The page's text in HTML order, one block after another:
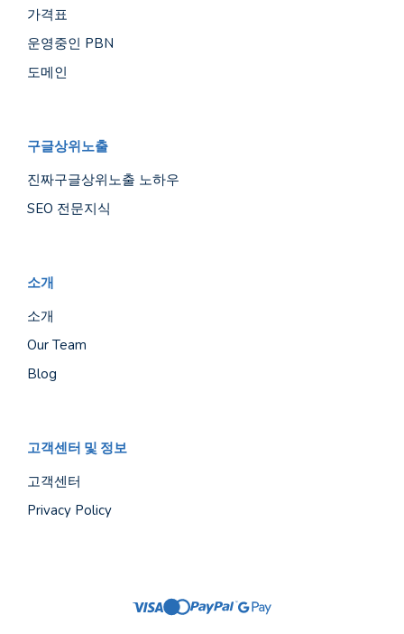
가격표
운영중인 PBN
도메인
구글상위노출
진짜구글상위노출 노하우
SEO 전문지식
소개
소개
Our Team
Blog
고객센터 및 정보
고객센터
Privacy Policy